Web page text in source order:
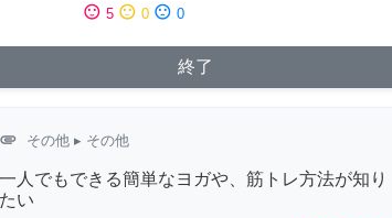
sentiment_satisfied 5 sentiment_neutral 0 sentiment_dissatisfied 0
終了
attachment その他 ▸ その他
一人でもできる簡単なヨガや、筋トレ方法が知り
たい